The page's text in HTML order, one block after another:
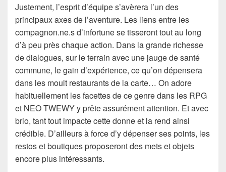
Justement, l’esprit d’équipe s’avèrera l’un des
principaux axes de l’aventure. Les liens entre les
compagnon.ne.s d’infortune se tisseront tout au long
d’à peu près chaque action. Dans la grande richesse
de dialogues, sur le terrain avec une jauge de santé
commune, le gain d’expérience, ce qu’on dépensera
dans les moult restaurants de la carte… On adore
habituellement les facettes de ce genre dans les RPG
et NEO TWEWY y prête assurément attention. Et avec
brio, tant tout impacte cette donne et la rend ainsi
crédible. D’ailleurs à force d’y dépenser ses points, les
restos et boutiques proposeront des mets et objets
encore plus intéressants.